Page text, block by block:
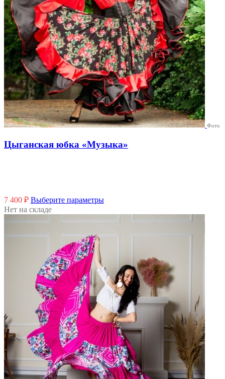
Фото
Цыганская юбка «Музыка»
7 400 ₽ Выберите параметрыЭтот
имеет
выбрать
на
странице
товара.
Нет на складе